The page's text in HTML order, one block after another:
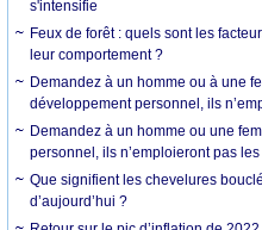
s'intensifie
Feux de forêt : quels sont les
leur comportement ?
Demandez à un homme ou à une
développement personnel, ils
Demandez à un homme ou une
personnel, ils n’emploieront pas
Que signifient les chevelures
d’aujourd’hui ?